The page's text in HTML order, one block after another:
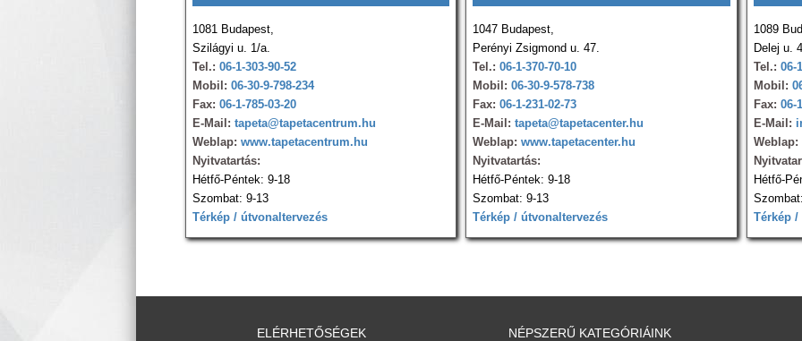
1081 Budapest,
Szilágyi u. 1/a.
Tel.: 06-1-303-90-52
Mobil: 06-30-9-798-234
Fax: 06-1-785-03-20
E-Mail: tapeta@tapetacentrum.hu
Weblap: www.tapetacentrum.hu
Nyitvatartás:
Hétfő-Péntek: 9-18
Szombat: 9-13
Térkép / útvonaltervezés
1047 Budapest,
Perényi Zsigmond u. 47.
Tel.: 06-1-370-70-10
Mobil: 06-30-9-578-738
Fax: 06-1-231-02-73
E-Mail: tapeta@tapetacenter.hu
Weblap: www.tapetacenter.hu
Nyitvatartás:
Hétfő-Péntek: 9-18
Szombat: 9-13
Térkép / útvonaltervezés
1089
Delej u.
Tel.: 06-
Mobil:
Fax: 06-
E-Mail:
Weblap:
Hétfő-
Térkép /
ELÉRHETŐSÉGEK NÉPSZERŰ KATEGÓRIÁINK